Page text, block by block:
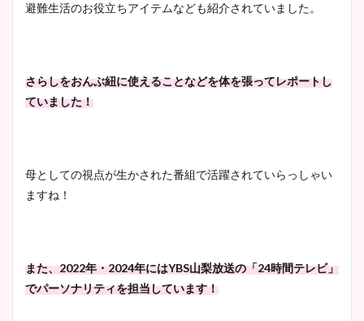
避難生活のお役立ちアイテムなども紹介されていました。
さらしをおんぶ紐に使えることなどを体を張ってレポートし
ていました！
母としての視点が生かされた番組で活躍されていらっしゃい
ますね！
また、2022年・2024年にはYBS山梨放送の「24時間テレビ」
でパーソナリティを担当しています！